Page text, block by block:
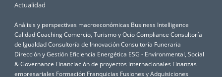
Actualidad
Análisis y perspectivas macroeconómicas Business Intelligence
CalidadCoachingComercio, Turismo y OcioCompliance Consultoría
de IgualdadConsultoría de InnovaciónConsultoría Funeraria
Dirección y Gestión Eficiencia Energética ESG - Environmental, Social
& Governance Financiación de proyectos internacionales Finanzas
empresariales Formación Franquicias Fusiones y Adquisiciones